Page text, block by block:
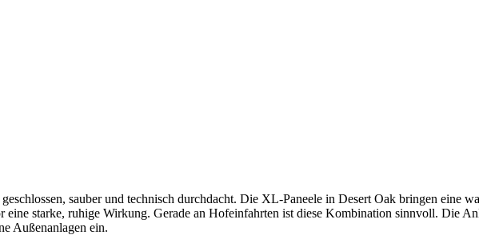
sauber und technisch durchdacht. Die XL-Paneele in Desert Oak bringen eine
eine starke, ruhige Wirkung. Gerade an Hofeinfahrten ist diese Kombination sinnvoll. Die
Außenanlagen ein.